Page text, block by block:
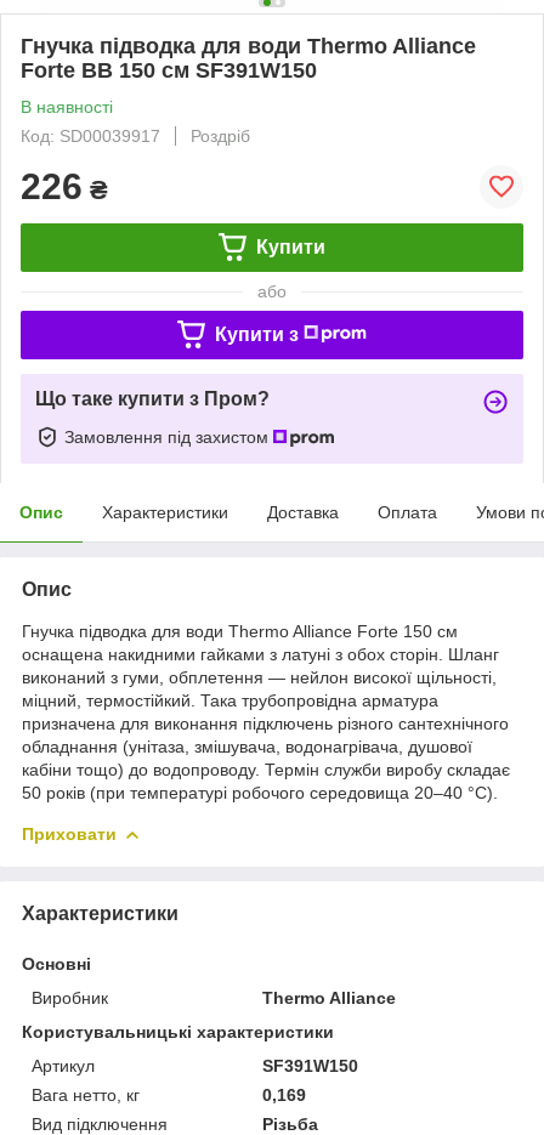
Гнучка підводка для води Thermo Alliance
Forte ВВ 150 см SF391W150
В наявності
Код: SD00039917
Роздріб
226 ₴
Купити
або
Купити з
Що таке купити з Пром?
Замовлення під захистом
Опис Характеристики Доставка Оплата Умови
Опис
Гнучка підводка для води Thermo Alliance Forte 150 см
оснащена накидними гайками з латуні з обох сторін. Шланг
виконаний з гуми, обплетення — нейлон високої щільності,
міцний, термостійкий. Така трубопровідна арматура
призначена для виконання підключень різного сантехнічного
обладнання (унітаза, змішувача, водонагрівача, душової
кабіни тощо) до водопроводу. Термін служби виробу складає
50 років (при температурі робочого середовища 20–40 °C).
Приховати
Характеристики
Основні
Виробник
Thermo Alliance
Користувальницькі характеристики
Артикул
SF391W150
Вага нетто, кг
0,169
Вид підключення
Різьба